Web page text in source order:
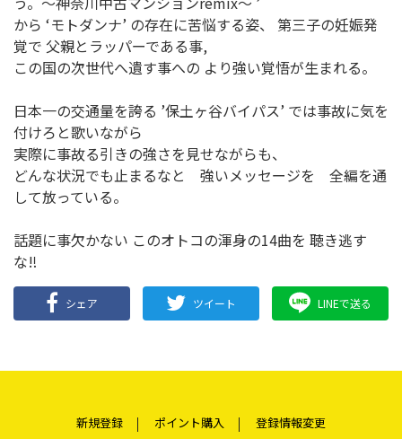
から ‘モトダンナ’ の存在に苦悩する姿、 第三子の妊娠発
覚で 父親とラッパーである事,
この国の次世代へ遺す事への より強い覚悟が生まれる。
日本一の交通量を誇る ’保土ヶ谷バイパス’ では事故に気を
付けろと歌いながら
実際に事故る引きの強さを見せながらも、
どんな状況でも止まるなと 強いメッセージを 全編を通
して放っている。
話題に事欠かない このオトコの渾身の14曲を 聴き逃す
な‼︎
シェア ツイート LINEで送る
新規登録 ポイント購入
登録情報変更